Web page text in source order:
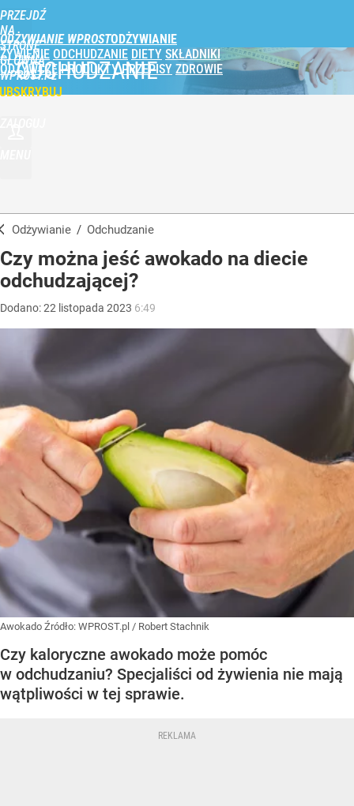
PRZEJDŹ
NA
STRONĘ
GŁÓWNĄ
WPROST.PL
ODŻYWIANIE WPROST
ŻYWIENIE ODCHUDZANIE DIETY SKŁADNIKI
ODŻYWCZE PRODUKTY PRZEPISY ZDROWIE
ODCHUDZANIE
Odżywianie / Odchudzanie
Czy można jeść awokado na diecie
odchudzającej?
Dodano:22 listopada 2023 6:49
Awokado Źródło: WPROST.pl / Robert Stachnik
Czy kaloryczne awokado może pomóc
w odchudzaniu? Specjaliści od żywienia nie mają
wątpliwości w tej sprawie.